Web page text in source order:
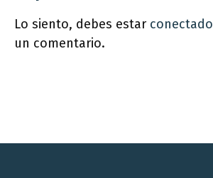
Lo siento, debes estar conectado
un comentario.